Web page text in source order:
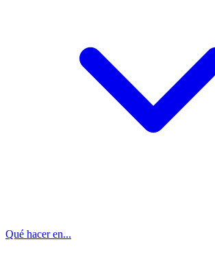
Qué hacer en...